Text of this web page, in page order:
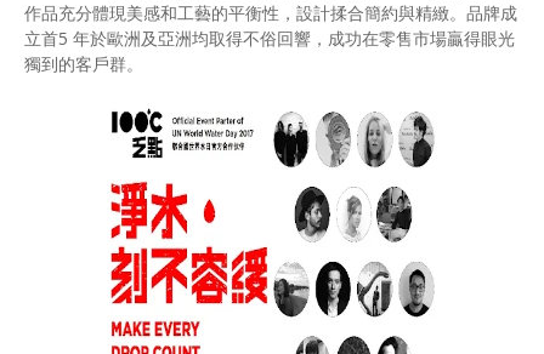
作品充分體現美感和⼯藝的平衡性，設計揉合簡約與精緻。品牌成
⽴⾸5 年於歐洲及亞洲均取得不俗回響，成功在零售市場贏得眼光
獨到的客⼾群。